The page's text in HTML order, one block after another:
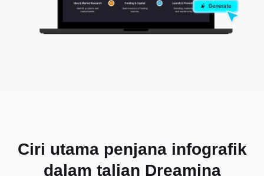
Ciri utama penjana infografik
dalam talian Dreamina